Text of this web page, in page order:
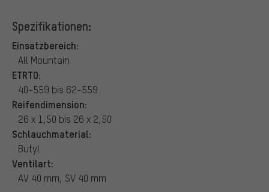
Spezifikationen:
Einsatzbereich:
All Mountain
ETRTO:
40-559 bis 62-559
Reifendimension:
26 x 1,50 bis 26 x 2,50
Schlauchmaterial:
Butyl
Ventilart:
AV 40 mm, SV 40 mm